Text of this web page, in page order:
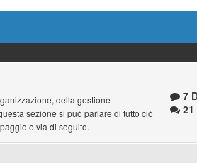
della gestione
sezione si può parlare di tutto ciò
e via di seguito.
7